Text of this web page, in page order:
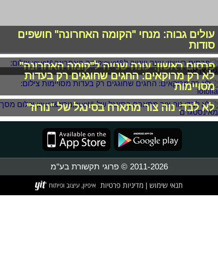
עולים גבוה: מנחי "הקומה האחרונה" חושפים
סודות
פרסום ראשון: עונה שנייה ל"קומה האחרונה"
לא רק מרוקאים: החגים שחוגגים רק בעדות
מסויימות
לא לבד: נוה צור מתארח בסינגל של "נורוז"
2011-2026 © פרוגי תקשורת בע"מ
תנאי שימוש|מדיניות פרטיות